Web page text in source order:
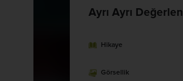
Ayrı Ayrı
Hikaye
Görsellik